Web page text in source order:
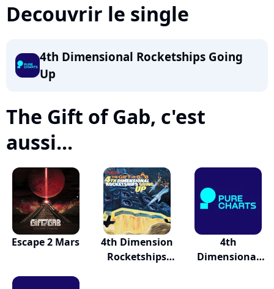
Decouvrir le single
4th Dimensional Rocketships Going
Up
The Gift of Gab, c'est
aussi...
Escape 2 Mars
4th Dimension
Rocketships
4th
Dimensional